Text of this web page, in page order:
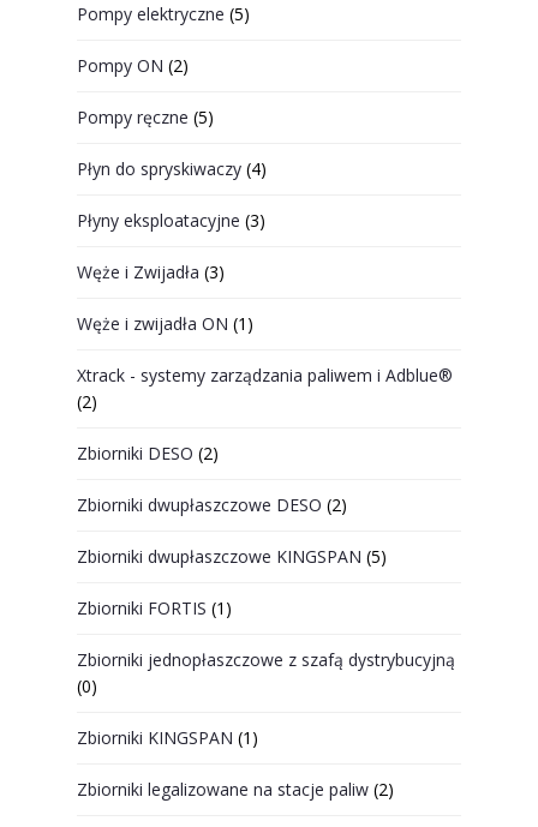
Pompy elektryczne (5)
Pompy ON (2)
Pompy ręczne (5)
Płyn do spryskiwaczy (4)
Płyny eksploatacyjne (3)
Węże i Zwijadła (3)
Węże i zwijadła ON (1)
Xtrack - systemy zarządzania paliwem i Adblue®
(2)
Zbiorniki DESO (2)
Zbiorniki dwupłaszczowe DESO (2)
Zbiorniki dwupłaszczowe KINGSPAN (5)
Zbiorniki FORTIS (1)
Zbiorniki jednopłaszczowe z szafą dystrybucyjną
(0)
Zbiorniki KINGSPAN (1)
Zbiorniki legalizowane na stacje paliw (2)